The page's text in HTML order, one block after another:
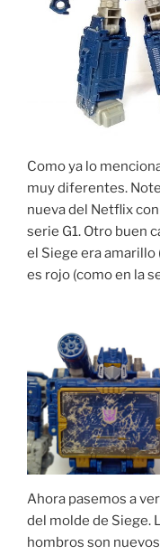
Como ya lo
muy diferentes.
nueva del Netflix
serie G1. Otro buen
el Siege era amarillo
es rojo (como en la
Ahora pasemos a
del molde de Siege.
hombros son